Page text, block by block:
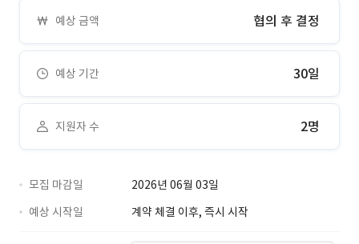
예상 금액 협의 후 결정
예상 기간 30일
지원자 수 2명
모집 마감일
2026년 06월 03일
예상 시작일
계약 체결 이후, 즉시 시작